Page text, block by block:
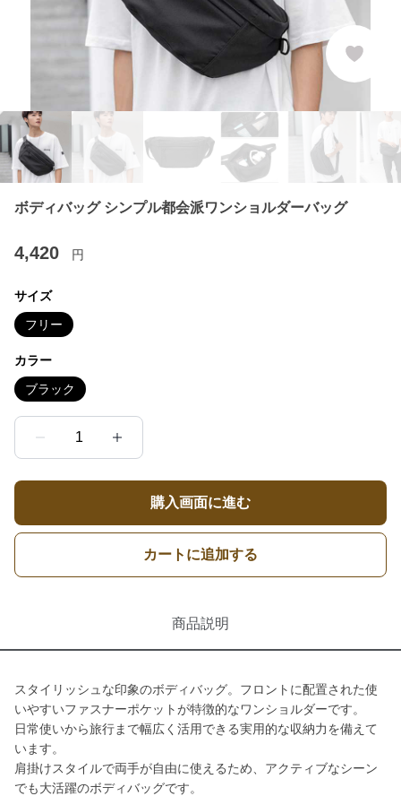
ボディバッグ シンプル都会派ワンショルダーバッグ
4,420 円
サイズ
フリー
カラー
ブラック
1
購入画面に進む
カートに追加する
商品説明
スタイリッシュな印象のボディバッグ。フロントに配置された使
いやすいファスナーポケットが特徴的なワンショルダーです。
日常使いから旅行まで幅広く活用できる実用的な収納力を備えて
います。
肩掛けスタイルで両手が自由に使えるため、アクティブなシーン
でも大活躍のボディバッグです。